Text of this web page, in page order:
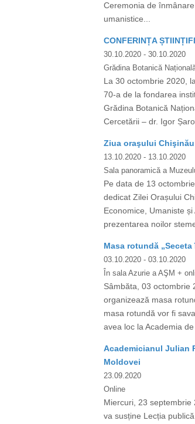
Ceremonia de
umanistice...
CONFERINȚA
30.10.2020 - 30.10.2020
Grădina Botanică
La 30 octombrie 2020,
70-a de la fondarea
Grădina Botanică
Cercetării – dr. Igor
Ziua oraşului
13.10.2020 - 13.10.2020
Sala panoramică a
Pe data de 13
dedicat Zilei Orașului
Economice, Umaniste
prezentarea noilor
Masa rotundă
03.10.2020 - 03.10.2020
În sala Azurie a AŞM +
Sâmbăta, 03 octombrie
organizează masa
masa rotundă vor fi
avea loc la Academia
Academicianul Julian
Moldovei
23.09.2020
Online
Miercuri, 23 septembrie
va susține Lecția